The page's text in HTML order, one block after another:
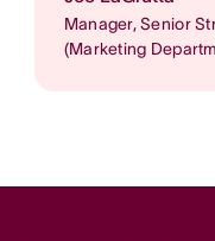
Manager, Senior
(Marketing